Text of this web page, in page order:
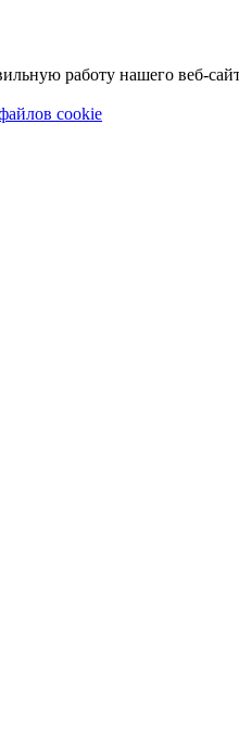
работу нашего веб-
cookie